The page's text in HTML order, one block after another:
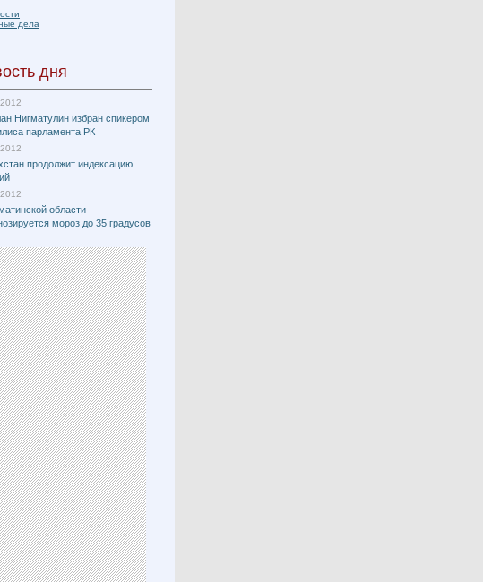
дела
дня
Нигматулин избран спикером
парламента РК
продолжит индексацию
области
мороз до 35 градусов